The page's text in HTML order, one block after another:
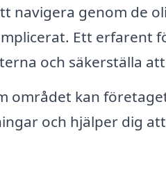
navigera genom de
Ett erfarent
och säkerställa
området kan
och hjälper dig